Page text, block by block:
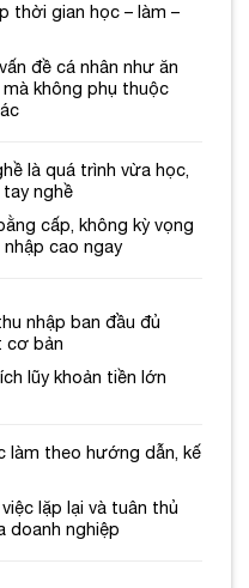
thời gian học – làm –
đề cá nhân như ăn
không phụ thuộc
là quá trình vừa học,
nghề
cấp, không kỳ vọng
cao ngay
nhập ban đầu đủ
cơ bản
lũy khoản tiền lớn
làm theo hướng dẫn, kế
lặp lại và tuân thủ
doanh nghiệp